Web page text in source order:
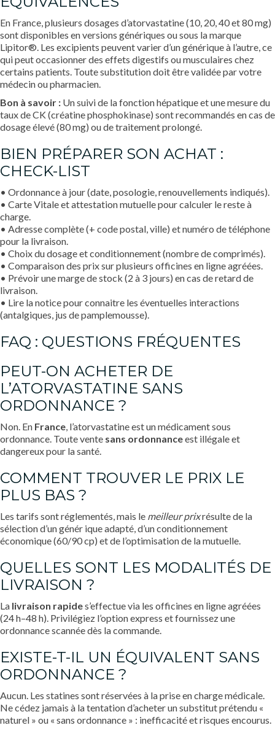
En France, plusieurs dosages d’atorvastatine (10, 20, 40 et 80 mg)
sont disponibles en versions génériques ou sous la marque
Lipitor®. Les excipients peuvent varier d’un générique à l’autre, ce
qui peut occasionner des effets digestifs ou musculaires chez
certains patients. Toute substitution doit être validée par votre
médecin ou pharmacien.
Bon à savoir : Un suivi de la fonction hépatique et une mesure du
taux de CK (créatine phosphokinase) sont recommandés en cas de
dosage élevé (80 mg) ou de traitement prolongé.
BIEN PRÉPARER SON ACHAT :
CHECK-LIST
• Ordonnance à jour (date, posologie, renouvellements indiqués).
• Carte Vitale et attestation mutuelle pour calculer le reste à
charge.
• Adresse complète (+ code postal, ville) et numéro de téléphone
pour la livraison.
• Choix du dosage et conditionnement (nombre de comprimés).
• Comparaison des prix sur plusieurs officines en ligne agréées.
• Prévoir une marge de stock (2 à 3 jours) en cas de retard de
livraison.
• Lire la notice pour connaitre les éventuelles interactions
(antalgiques, jus de pamplemousse).
FAQ : QUESTIONS FRÉQUENTES
PEUT-ON ACHETER DE
L’ATORVASTATINE SANS
ORDONNANCE ?
Non. En France, l’atorvastatine est un médicament sous
ordonnance. Toute vente sans ordonnanceest illégale et
dangereux pour la santé.
COMMENT TROUVER LE PRIX LE
PLUS BAS ?
Les tarifs sont réglementés, mais le meilleur prixrésulte de la
sélection d’un génér ique adapté, d’un conditionnement
économique (60/90 cp) et de l’optimisation de la mutuelle.
QUELLES SONT LES MODALITÉS DE
LIVRAISON ?
La livraison rapides’effectue via les officines en ligne agréées
(24 h–48 h). Privilégiez l’option express et fournissez une
ordonnance scannée dès la commande.
EXISTE-T-IL UN ÉQUIVALENT SANS
ORDONNANCE ?
Aucun. Les statines sont réservées à la prise en charge médicale.
Ne cédez jamais à la tentation d’acheter un substitut prétendu «
naturel » ou « sans ordonnance » : inefficacité et risques encourus.